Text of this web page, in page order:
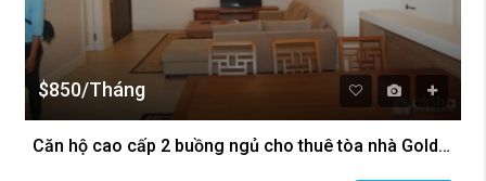
$850/Tháng
Căn hộ cao cấp 2 buồng ngủ cho thuê tòa nhà Golden Westlake, Tây Hồ, Hà Nội